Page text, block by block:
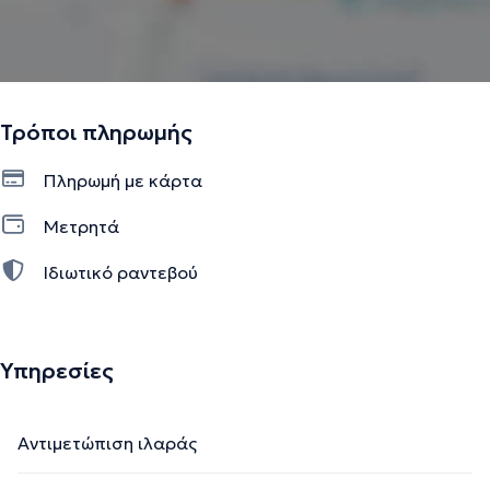
Τρόποι πληρωμής
Πληρωμή με κάρτα
Μετρητά
Ιδιωτικό ραντεβού
Υπηρεσίες
Αντιμετώπιση ιλαράς